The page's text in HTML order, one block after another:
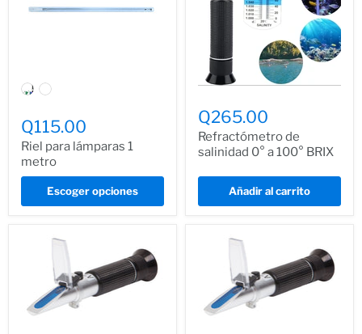
Q115.00
Riel para lámparas 1
metro
Escoger opciones
Q265.00
Refractómetro de
salinidad 0° a 100° BRIX
Añadir al carrito